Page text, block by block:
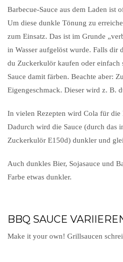
Barbecue-Sauce aus dem Laden ist
Um diese dunkle Tönung zu
zum Einsatz. Das ist im Grunde
in Wasser aufgelöst wurde. Falls dir
du Zuckerkulör kaufen oder einfach
Sauce damit färben. Beachte aber:
Eigengeschmack. Dieser wird z. B.
In vielen Rezepten wird Cola für die
Dadurch wird die Sauce (durch das
Zuckerkulör E150d) dunkler und
Auch dunkles Bier, Sojasauce und
Farbe etwas dunkler.
BBQ SAUCE
Make it your own! Grillsaucen